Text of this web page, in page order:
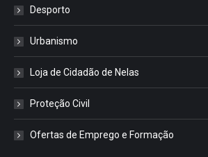
Desporto
Urbanismo
Loja de Cidadão de Nelas
Proteção Civil
Ofertas de Emprego e Formação